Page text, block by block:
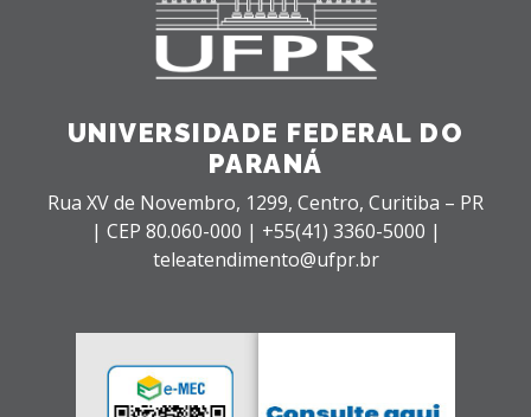
UNIVERSIDADE FEDERAL DO
PARANÁ
Rua XV de Novembro, 1299, Centro, Curitiba – PR
| CEP 80.060-000 | +55(41) 3360-5000 |
teleatendimento@ufpr.br